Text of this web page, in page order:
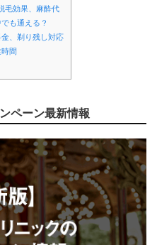
毛効果、麻酔代
も通える？
、剃り残し対応
間
ペーン最新情報